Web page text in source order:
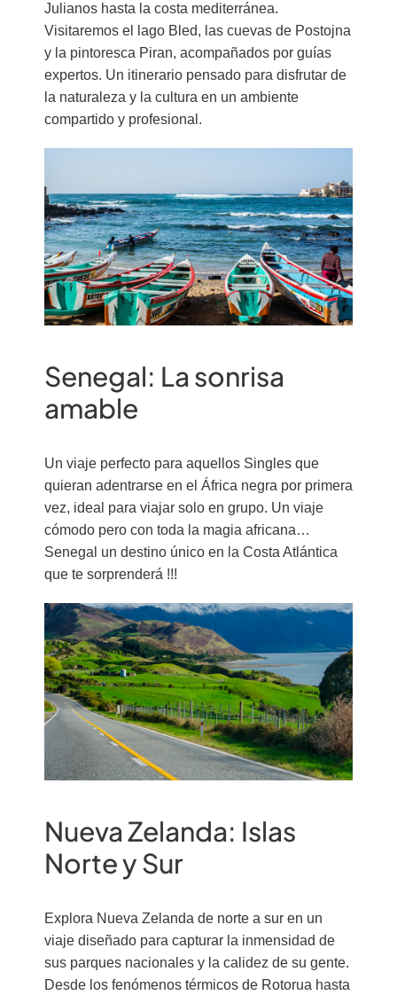
Julianos hasta la costa mediterránea.
Visitaremos el lago Bled, las cuevas de Postojna
y la pintoresca Piran, acompañados por guías
expertos. Un itinerario pensado para disfrutar de
la naturaleza y la cultura en un ambiente
compartido y profesional.
Senegal: La sonrisa
amable
Un viaje perfecto para aquellos Singles que
quieran adentrarse en el África negra por primera
vez, ideal para viajar solo en grupo. Un viaje
cómodo pero con toda la magia africana…
Senegal un destino único en la Costa Atlántica
que te sorprenderá !!!
Nueva Zelanda: Islas
Norte y Sur
Explora Nueva Zelanda de norte a sur en un
viaje diseñado para capturar la inmensidad de
sus parques nacionales y la calidez de su gente.
Desde los fenómenos térmicos de Rotorua hasta